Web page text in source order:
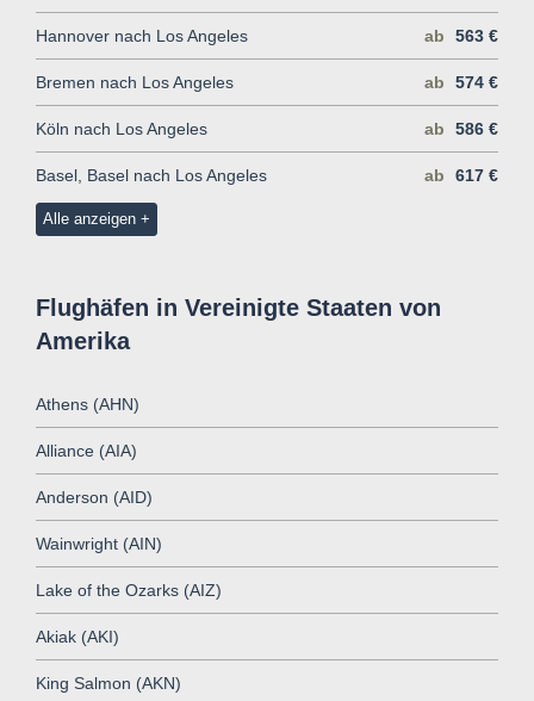
Hannover nach Los Angeles ab 563 €
Bremen nach Los Angeles ab 574 €
Köln nach Los Angeles ab 586 €
Basel, Basel nach Los Angeles ab 617 €
Alle anzeigen
Flughäfen in Vereinigte Staaten von
Amerika
Athens (AHN)
Alliance (AIA)
Anderson (AID)
Wainwright (AIN)
Lake of the Ozarks (AIZ)
Akiak (AKI)
King Salmon (AKN)